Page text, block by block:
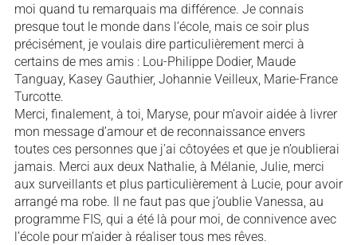
moi quand tu remarquais ma différence. Je connais
presque tout le monde dans l’école, mais ce soir plus
précisément, je voulais dire particulièrement merci à
certains de mes amis : Lou-Philippe Dodier, Maude
Tanguay, Kasey Gauthier, Johannie Veilleux, Marie-France
Turcotte.
Merci, finalement, à toi, Maryse, pour m’avoir aidée à livrer
mon message d’amour et de reconnaissance envers
toutes ces personnes que j’ai côtoyées et que je n’oublierai
jamais. Merci aux deux Nathalie, à Mélanie, Julie, merci
aux surveillants et plus particulièrement à Lucie, pour avoir
arrangé ma robe. Il ne faut pas que j’oublie Vanessa, au
programme FIS, qui a été là pour moi, de connivence avec
l’école pour m’aider à réaliser tous mes rêves.